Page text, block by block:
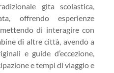
gita scolastica,
offrendo esperienze
di interagire con
di altre città, avendo a
e guide d’eccezione,
e tempi di viaggio e